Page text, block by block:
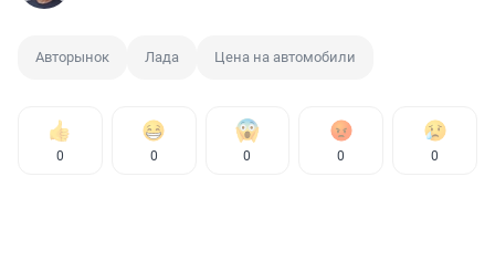
Авторынок Лада Цена на автомобили
0 0 0 0 0